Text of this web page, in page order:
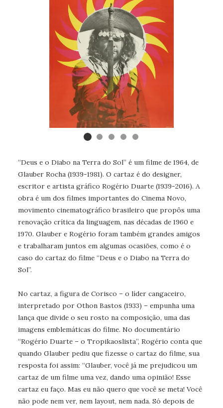
“Deus e o Diabo na Terra do Sol” é um filme de 1964, de
Glauber Rocha (1939-1981). O cartaz é do designer,
escritor e artista gráfico Rogério Duarte (1939-2016). A
obra é um dos filmes importantes do Cinema Novo,
movimento cinematográfico brasileiro que propôs uma
renovação crítica da linguagem, nas décadas de 1960 e
1970. Glauber e Rogério foram também grandes amigos
e trabalharam juntos em algumas ocasiões, como é o
caso do cartaz do filme “Deus e o Diabo na Terra do
Sol”.
No cartaz, a figura de Corisco – o líder cangaceiro,
interpretado por Othon Bastos (1933) – empunha uma
lança que divide o seu rosto na composição, uma das
imagens emblemáticas do filme. No documentário
“Rogério Duarte – o Tropikaoslista”, Rogério conta que
quando Glauber pediu que fizesse o cartaz do filme, sua
resposta foi assim: “Glauber, você já me prejudicou um
cartaz de um filme uma vez, dando uma opinião! Esse
cartaz eu faço. Mas eu não quero que você se meta! Você
não pode nem ver, nem layout, nem nada. Só depois de